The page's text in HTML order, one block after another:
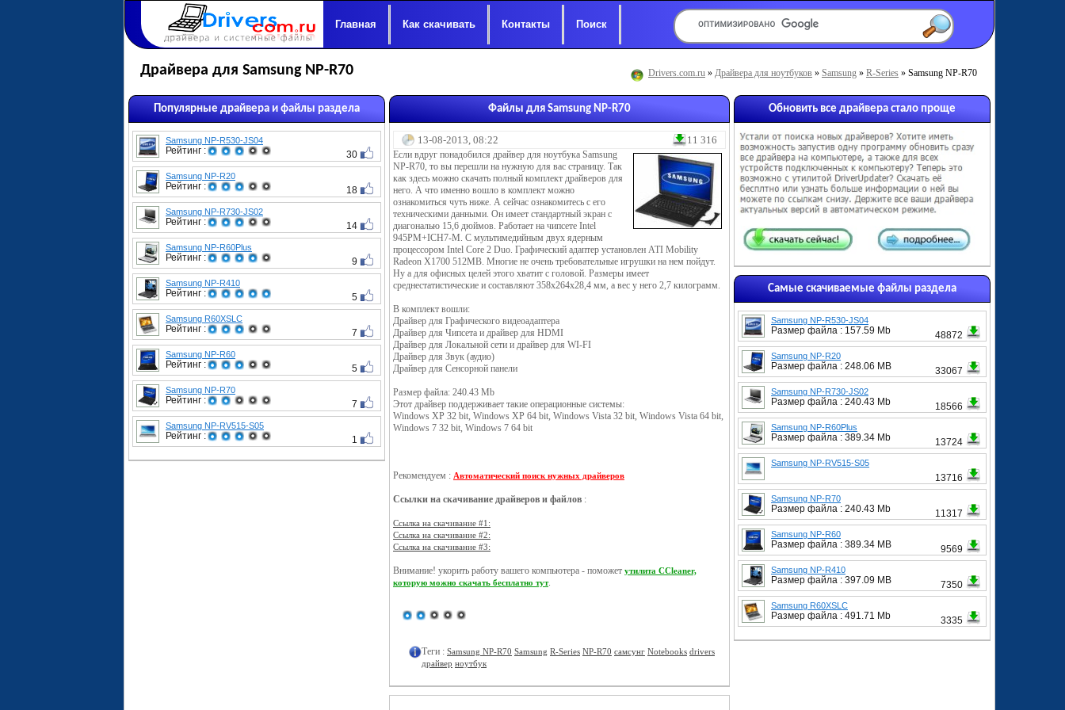
Главная Как скачивать Контакты Поиск
Драйвера для Samsung NP-R70 Drivers.com.ru » Драйвера для ноутбуков » Samsung » R-Series » Samsung NP-R70
Популярные драйвера и файлы раздела
Samsung NP-R530-JS04
Рейтинг : 30
Samsung NP-R20
Рейтинг : 18
Samsung NP-R730-JS02
Рейтинг : 14
Samsung NP-R60Plus
Рейтинг : 9
Samsung NP-R410
Рейтинг : 5
Samsung R60XSLС
Рейтинг : 7
Samsung NP-R60
Рейтинг : 5
Samsung NP-R70
Рейтинг : 7
Samsung NP-RV515-S05
Рейтинг : 1
Обновить все драйвера стало проще
Самые скачиваемые файлы раздела
Samsung NP-R530-JS04
Размер файла : 157.59 Mb 48872
Samsung NP-R20
Размер файла : 248.06 MB 33067
Samsung NP-R730-JS02
Размер файла : 240.43 Mb 18566
Samsung NP-R60Plus
Размер файла : 389.34 Mb 13724
Samsung NP-RV515-S05
13716
Samsung NP-R70
Размер файла : 240.43 Mb 11317
Samsung NP-R60
Размер файла : 389.34 MB 9569
Samsung NP-R410
Размер файла : 397.09 MB 7350
Samsung R60XSLС
Размер файла : 491.71 Mb 3335
Файлы для Samsung NP-R70
13-08-2013, 08:22 11 316
Если вдруг понадобился драйвер для ноутбука Samsung
NP-R70, то вы перешли на нужную для вас страницу. Так
как здесь можно скачать полный комплект драйверов для
него. А что именно вошло в комплект можно
ознакомиться чуть ниже. А сейчас ознакомитесь с его
техническими данными. Он имеет стандартный экран с
диагональю 15,6 дюймов. Работает на чипсете Intel
945PM+ICH7-M. С мультимедийным двух ядерным
процессором Intel Core 2 Duo. Графический адаптер установлен ATI Mobility
Radeon X1700 512MB. Многие не очень требовательные игрушки на нем пойдут.
Ну а для офисных целей этого хватит с головой. Размеры имеет
среднестатистические и составляют 358х264х28,4 мм, а вес у него 2,7 килограмм.
В комплект вошли:
Драйвер для Графического видеоадаптера
Драйвер для Чипсета и драйвер для HDMI
Драйвер для Локальной сети и драйвер для WI-FI
Драйвер для Звук (аудио)
Драйвер для Сенсорной панели
Размер файла: 240.43 Mb
Этот драйвер поддерживает такие операционные системы:
Windows XP 32 bit, Windows XP 64 bit, Windows Vista 32 bit, Windows Vista 64 bit,
Windows 7 32 bit, Windows 7 64 bit
Рекомендуем : Автоматический поиск нужных драйверов
Ссылки на скачивание драйверов и файлов :
Ссылка на скачивание #1:
Ссылка на скачивание #2:
Ссылка на скачивание #3:
Внимание! укорить работу вашего компьютера - поможет утилита CCleaner,
которую можно скачать бесплатно тут.
Теги : Samsung NP-R70 Samsung R-Series NP-R70 самсунг Notebooks drivers
драйвер ноутбук